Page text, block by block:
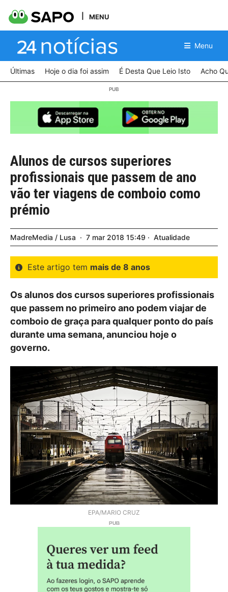
MENU
Menu
Últimas Hoje o dia foi assim É Desta Que Leio Isto Acho
Alunos de cursos superiores
profissionais que passem de ano
vão ter viagens de comboio como
prémio
MadreMedia / Lusa 7 mar 2018 15:49 Atualidade
Este artigo tem mais de 8 anos
Os alunos dos cursos superiores profissionais
que passem no primeiro ano podem viajar de
comboio de graça para qualquer ponto do país
durante uma semana, anunciou hoje o
governo.
EPA/MARIO CRUZ